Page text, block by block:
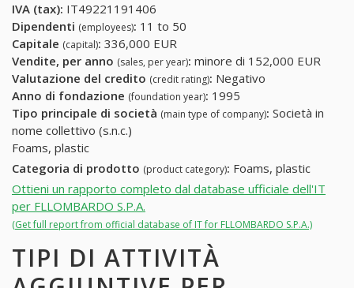
IVA (tax): IT49221191406
Dipendenti (employees): 11 to 50
Capitale (capital): 336,000 EUR
Vendite, per anno (sales, per year): minore di 152,000 EUR
Valutazione del credito (credit rating): Negativo
Anno di fondazione (foundation year): 1995
Tipo principale di società (main type of company): Società in
nome collettivo (s.n.c.)
Foams, plastic
Categoria di prodotto (product category): Foams, plastic
Ottieni un rapporto completo dal database ufficiale dell'IT
per FLLOMBARDO S.P.A.
(Get full report from official database of IT for FLLOMBARDO S.P.A.)
TIPI DI ATTIVITÀ